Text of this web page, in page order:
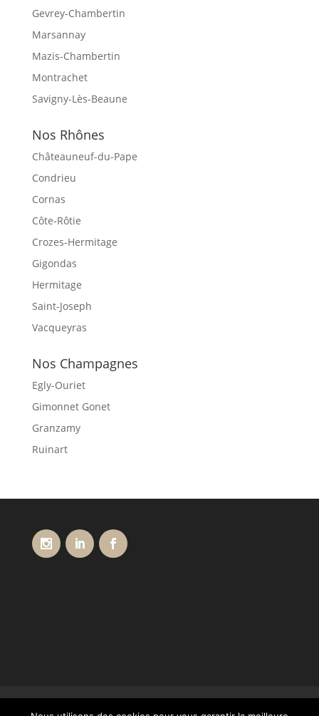
Gevrey-Chambertin
Marsannay
Mazis-Chambertin
Montrachet
Savigny-Lès-Beaune
Nos Rhônes
Châteauneuf-du-Pape
Condrieu
Cornas
Côte-Rôtie
Crozes-Hermitage
Gigondas
Hermitage
Saint-Joseph
Vacqueyras
Nos Champagnes
Egly-Ouriet
Gimonnet Gonet
Granzamy
Ruinart